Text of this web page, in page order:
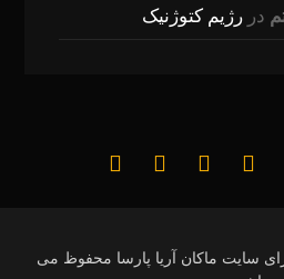
دررژیم کتوژنیک
سایت ماکان آریا پارسا محفوظ می